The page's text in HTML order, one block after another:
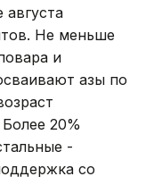
августа
Не меньше
и
азы по
20%
-
со